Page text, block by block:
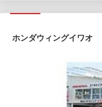
ホンダウィングイワオ